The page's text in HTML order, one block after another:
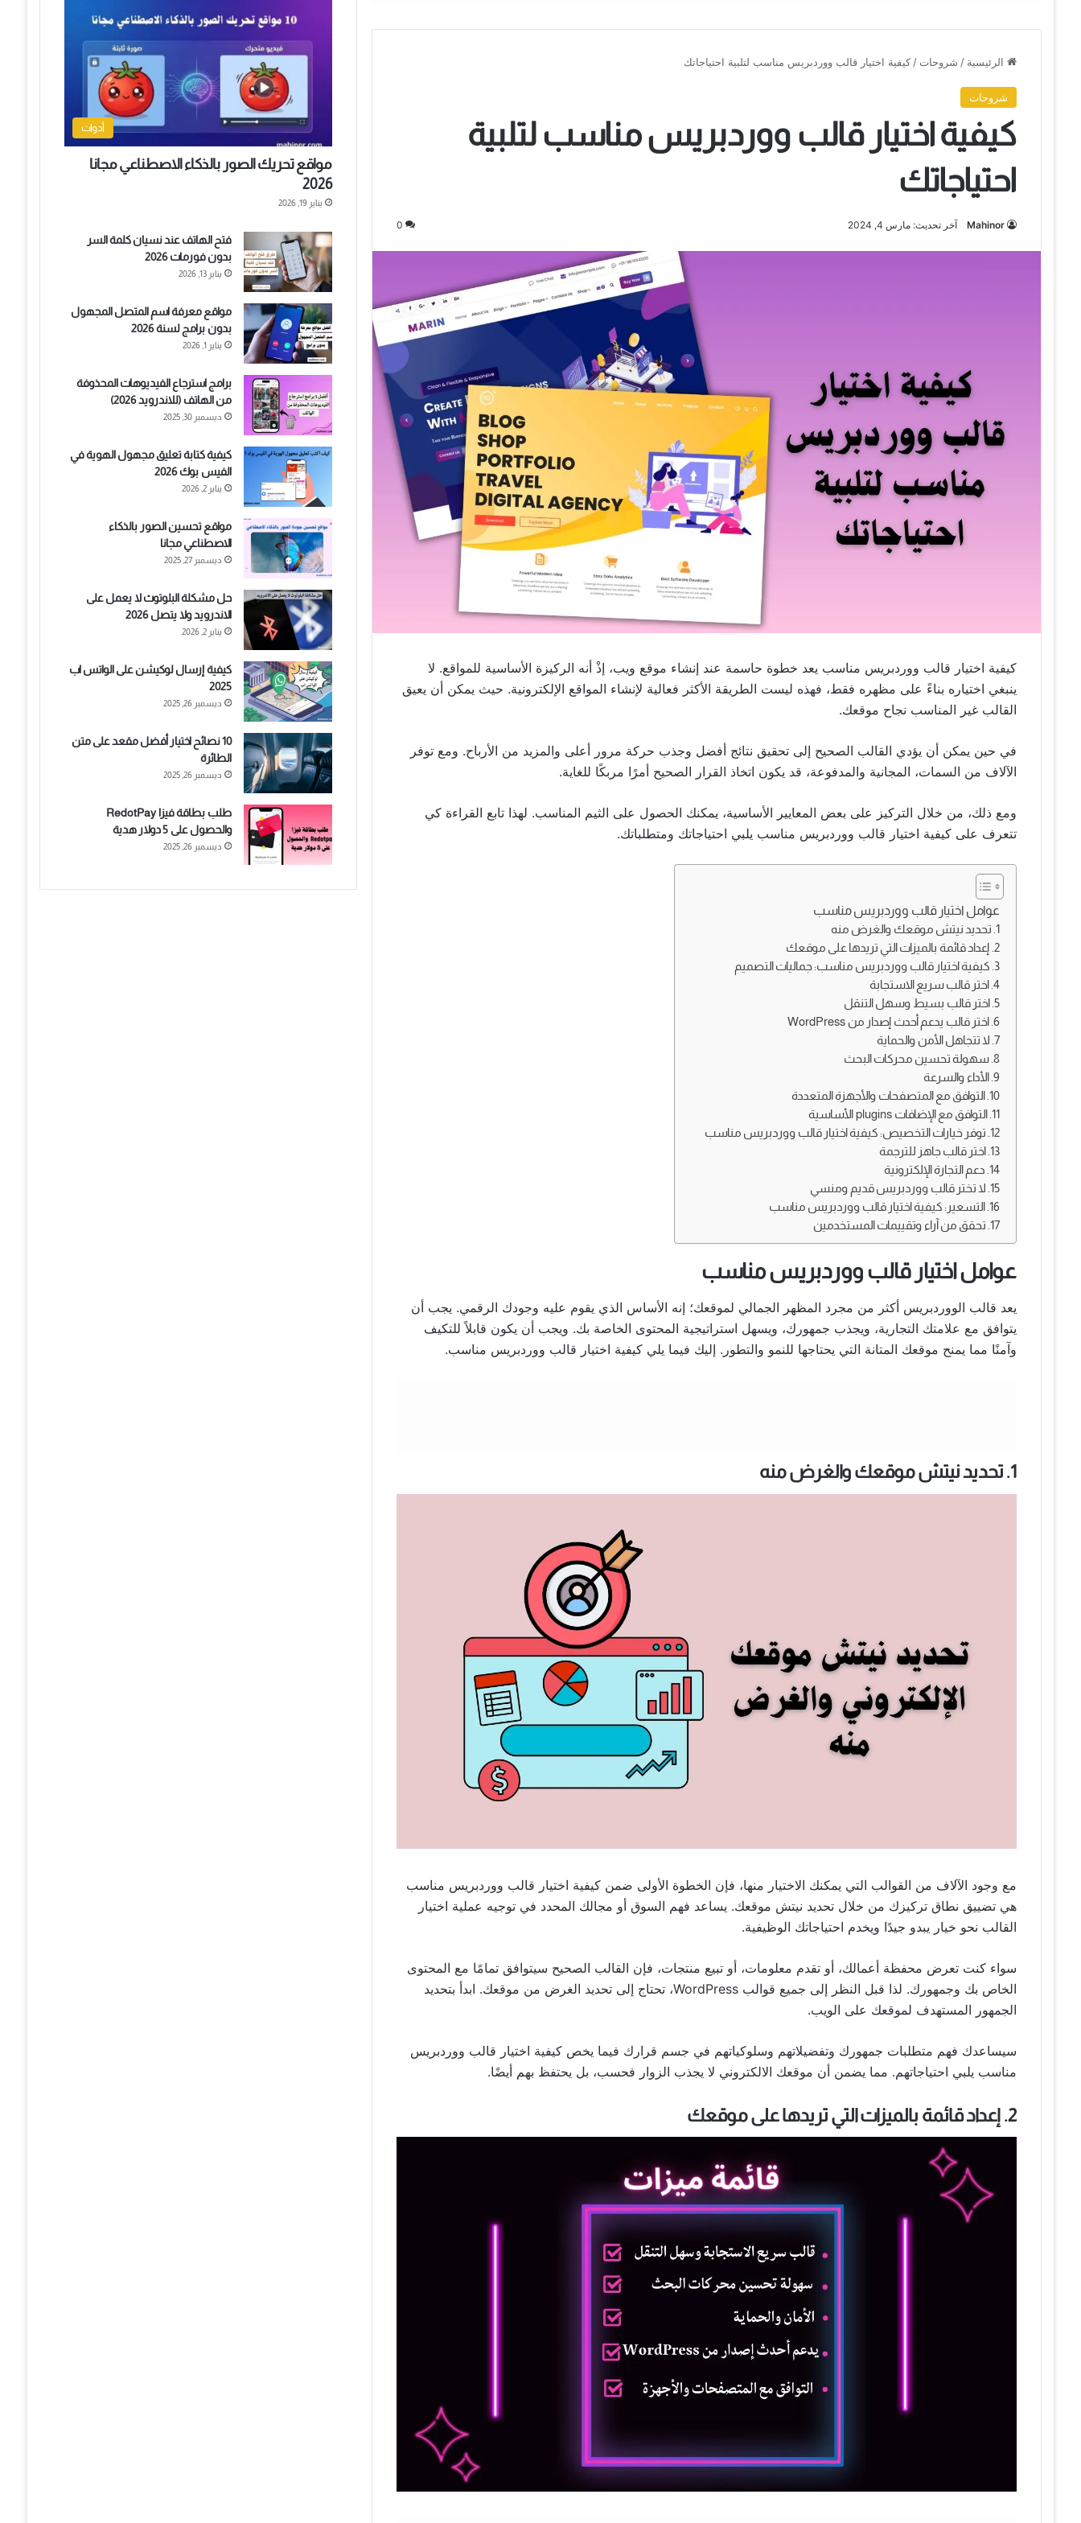
الرئيسية / شروحات / كيفية اختيار قالب ووردبريس مناسب لتلبية احتياجاتك
شروحات
كيفية اختيار قالب ووردبريس مناسب لتلبية
احتياجاتك
Mahinor آخر تحديث: مارس 4, 2024 0
كيفية اختيار قالب ووردبريس مناسب يعد خطوة حاسمة عند إنشاء موقع ويب، إذْ أنه الركيزة الأساسية للمواقع. لا
ينبغي اختياره بناءً على مظهره فقط، فهذه ليست الطريقة الأكثر فعالية لإنشاء المواقع الإلكترونية. حيث يمكن أن يعيق
القالب غير المناسب نجاح موقعك.
في حين يمكن أن يؤدي القالب الصحيح إلى تحقيق نتائج أفضل وجذب حركة مرور أعلى والمزيد من الأرباح. ومع توفر
الآلاف من السمات، المجانية والمدفوعة، قد يكون اتخاذ القرار الصحيح أمرًا مربكًا للغاية.
ومع ذلك، من خلال التركيز على بعض المعايير الأساسية، يمكنك الحصول على الثيم المناسب. لهذا تابع القراءة كي
تتعرف على كيفية اختيار قالب ووردبريس مناسب يلبي احتياجاتك ومتطلباتك.
عوامل اختيار قالب ووردبريس مناسب
1. تحديد نيتش موقعك والغرض منه
2. إعداد قائمة بالميزات التي تريدها على موقعك
3. كيفية اختيار قالب ووردبريس مناسب: جماليات التصميم
4. اختر قالب سريع الاستجابة
5. اختر قالب بسيط وسهل التنقل
6. اختر قالب يدعم أحدث إصدار من WordPress
7. لا تتجاهل الأمن والحماية
8. سهولة تحسين محركات البحث
9. الأداء والسرعة
10. التوافق مع المتصفحات والأجهزة المتعددة
11. التوافق مع الإضافات plugins الأساسية
12. توفر خيارات التخصيص: كيفية اختيار قالب ووردبريس مناسب
13. اختر قالب جاهز للترجمة
14. دعم التجارة الإلكترونية
15. لا تختر قالب ووردبريس قديم ومنسي
16. التسعير: كيفية اختيار قالب ووردبريس مناسب
17. تحقق من آراء وتقييمات المستخدمين
عوامل اختيار قالب ووردبريس مناسب
يعد قالب الووردبريس أكثر من مجرد المظهر الجمالي لموقعك؛ إنه الأساس الذي يقوم عليه وجودك الرقمي. يجب أن
يتوافق مع علامتك التجارية، ويجذب جمهورك، ويسهل استراتيجية المحتوى الخاصة بك. ويجب أن يكون قابلاً للتكيف
وآمنًا مما يمنح موقعك المتانة التي يحتاجها للنمو والتطور. إليك فيما يلي كيفية اختيار قالب ووردبريس مناسب.
1. تحديد نيتش موقعك والغرض منه
مع وجود الآلاف من القوالب التي يمكنك الاختيار منها، فإن الخطوة الأولى ضمن كيفية اختيار قالب ووردبريس مناسب
هي تضييق نطاق تركيزك من خلال تحديد نيتش موقعك. يساعد فهم السوق أو مجالك المحدد في توجيه عملية اختيار
القالب نحو خيار يبدو جيدًا ويخدم احتياجاتك الوظيفية.
سواء كنت تعرض محفظة أعمالك، أو تقدم معلومات، أو تبيع منتجات، فإن القالب الصحيح سيتوافق تمامًا مع المحتوى
الخاص بك وجمهورك. لذا قبل النظر إلى جميع قوالب WordPress، تحتاج إلى تحديد الغرض من موقعك. ابدأ بتحديد
الجمهور المستهدف لموقعك على الويب.
سيساعدك فهم متطلبات جمهورك وتفضيلاتهم وسلوكياتهم في جسم قرارك فيما يخص كيفية اختيار قالب ووردبريس
مناسب يلبي احتياجاتهم. مما يضمن أن موقعك الالكتروني لا يجذب الزوار فحسب، بل يحتفظ بهم أيضًا.
2. إعداد قائمة بالميزات التي تريدها على موقعك
أدوات
مواقع تحريك الصور بالذكاء الاصطناعي مجانا
2026
يناير 19, 2026
فتح الهاتف عند نسيان كلمة السر
بدون فورمات 2026
يناير 13, 2026
مواقع معرفة اسم المتصل المجهول
بدون برامج لسنة 2026
يناير 1, 2026
برامج استرجاع الفيديوهات المحذوفة
من الهاتف (للاندرويد 2026)
ديسمبر 30, 2025
كيفية كتابة تعليق مجهول الهوية في
الفيس بوك 2026
يناير 2, 2026
مواقع تحسين الصور بالذكاء
الاصطناعي مجانا
ديسمبر 27, 2025
حل مشكلة البلوتوث لا يعمل على
الاندرويد ولا يتصل 2026
يناير 2, 2026
كيفية إرسال لوكيشن على الواتس اب
2025
ديسمبر 26, 2025
10 نصائح اختيار أفضل مقعد على متن
الطائرة
ديسمبر 26, 2025
طلب بطاقة فيزا RedotPay
والحصول على 5 دولار هدية
ديسمبر 26, 2025